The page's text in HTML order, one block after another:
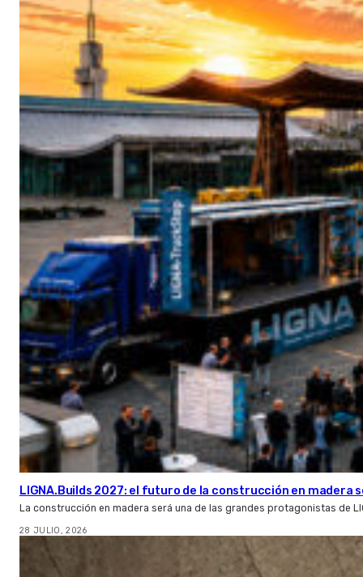
LIGNA.Builds 2027: el futuro de la construcción en madera
La construcción en madera será una de las grandes protagonistas de
28 JULIO, 2026